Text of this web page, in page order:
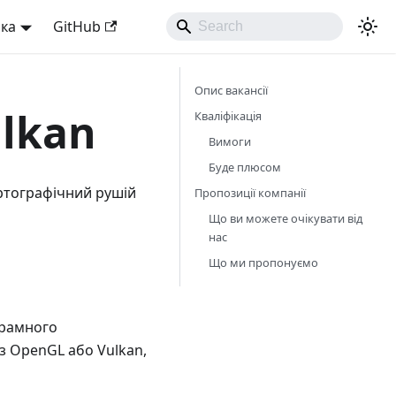
GitHub
рушій
OpenGL або Vulkan,
Опис вакансії
Кваліфікація
Вимоги
Буде плюсом
Пропозиції компанії
Що ви можете очікувати від
нас
Що ми пропонуємо